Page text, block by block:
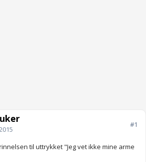
#1
til uttrykket "Jeg vet ikke mine arme